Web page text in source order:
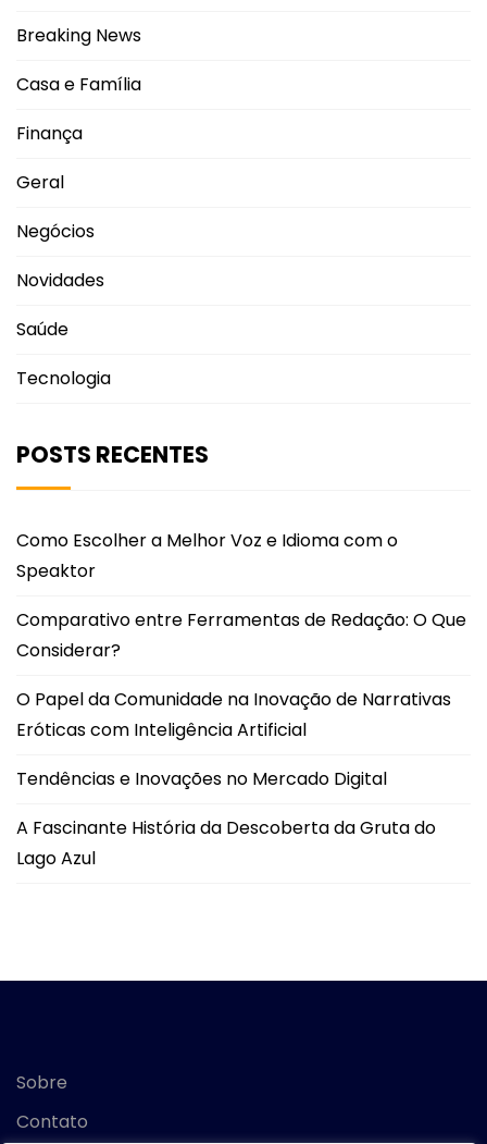
Breaking News
Casa e Família
Finança
Geral
Negócios
Novidades
Saúde
Tecnologia
POSTS RECENTES
Como Escolher a Melhor Voz e Idioma com o
Speaktor
Comparativo entre Ferramentas de Redação: O Que
Considerar?
O Papel da Comunidade na Inovação de Narrativas
Eróticas com Inteligência Artificial
Tendências e Inovações no Mercado Digital
A Fascinante História da Descoberta da Gruta do
Lago Azul
Sobre
Contato